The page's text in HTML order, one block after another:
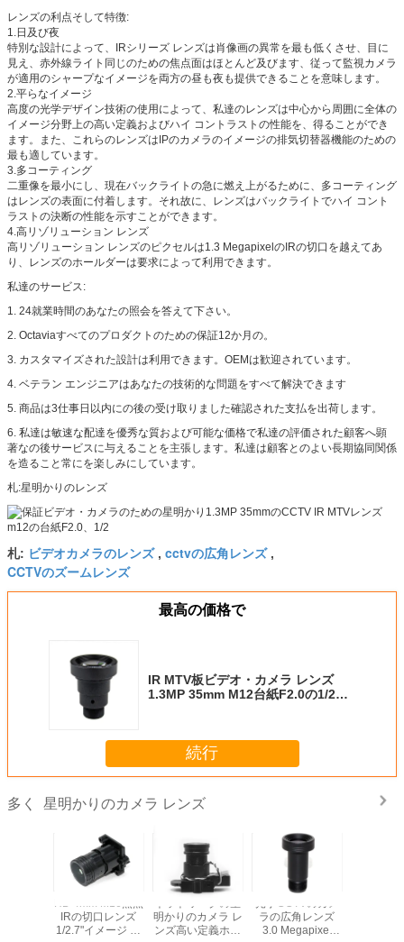
レンズの利点そして特徴:
1.日及び夜
特別な設計によって、IRシリーズ レンズは肖像画の異常を最も低くさせ、目に
見え、赤外線ライト同じのための焦点面はほとんど及びます、従って監視カメラ
が適用のシャープなイメージを両方の昼も夜も提供できることを意味します。
2.平らなイメージ
高度の光学デザイン技術の使用によって、私達のレンズは中心から周囲に全体の
イメージ分野上の高い定義およびハイ コントラストの性能を、得ることができ
ます。また、これらのレンズはIPのカメラのイメージの排気切替器機能のための
最も適しています。
3.多コーティング
二重像を最小にし、現在バックライトの急に燃え上がるために、多コーティング
はレンズの表面に付着します。それ故に、レンズはバックライトでハイ コント
ラストの決断の性能を示すことができます。
4.高リゾリューション レンズ
高リゾリューション レンズのピクセルは1.3 MegapixelのIRの切口を越えてあ
り、レンズのホールダーは要求によって利用できます。
私達のサービス:
1. 24就業時間のあなたの照会を答えて下さい。
2. Octaviaすべてのプロダクトのための保証12か月の。
3. カスタマイズされた設計は利用できます。OEMは歓迎されています。
4. ベテラン エンジニアはあなたの技術的な問題をすべて解決できます
5. 商品は3仕事日以内にの後の受け取りました確認された支払を出荷します。
6. 私達は敏速な配達を優秀な質および可能な価格で私達の評価された顧客へ顕
著なの後サービスに与えることを主張します。私達は顧客とのよい長期協同関係
を造ること常にを楽しみにしています。
札:星明かりのレンズ
札: ビデオカメラのレンズ, cctvの広角レンズ,
CCTVのズームレンズ
最高の価格で
IR MTV板ビデオ・カメラ レンズ
1.3MP 35mm M12台紙F2.0の1/2」
続行
多く 星明かりのカメラ レンズ
HD 4mm M16焦点
IRの切口レンズ
1/2.7"イメージ セ
ネットワークの星
明かりのカメラ レ
ンズ高い定義ホー
光学CCTVのカメ
ラの広角レンズ
3.0 Megapixel